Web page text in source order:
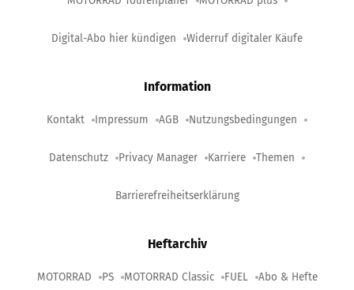
Digital-Abo hier kündigen Widerruf digitaler Käufe
Information
Kontakt Impressum AGB Nutzungsbedingungen
Datenschutz Privacy Manager Karriere Themen
Barrierefreiheitserklärung
Heftarchiv
MOTORRAD PS MOTORRAD Classic FUEL Abo & Hefte